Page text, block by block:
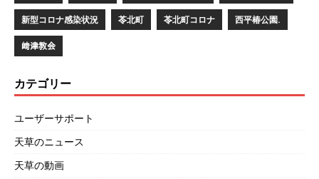
新型コロナ感染状況 苓北町 苓北町コロナ 西平椿公園.
﨑津教会
カテゴリー
ユーザーサポート
天草のニュース
天草の動画